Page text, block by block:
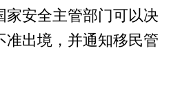
家安全主管部门可以决
准出境，并通知移民管